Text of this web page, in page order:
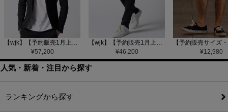
【wjk】【予約販売1月上旬～中旬入荷】function knit jacket(jacquard check) ニットジャケット(207 mw08j)
¥57,200
【wjk】【予約販売1月上旬～中旬入荷】function knit easy slacks(jacquard check) ニットイージーパンツ(504 mw08j)
¥46,200 ¥12,980
人気・新着・注目から探す
ランキングから探す